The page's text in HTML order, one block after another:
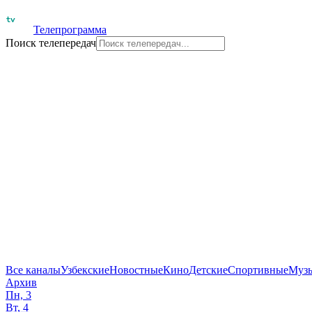
Телепрограмма
Поиск телепередач
Все каналыУзбекскиеНовостныеКиноДетскиеСпортивные
Архив
Пн, 3
Вт, 4